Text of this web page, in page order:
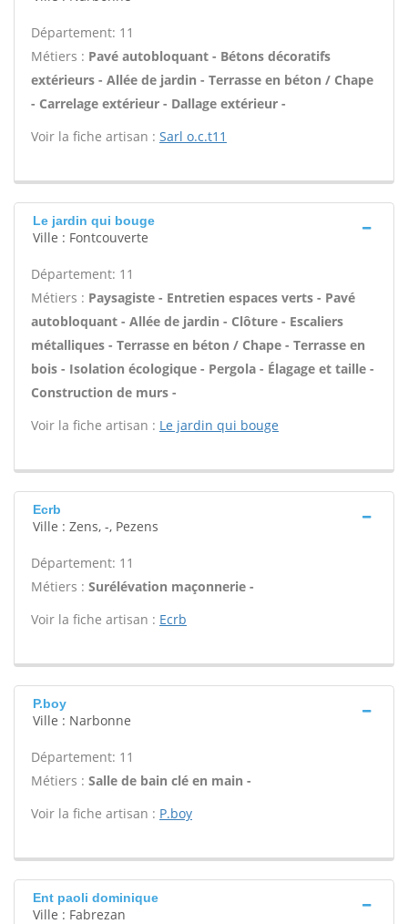
Département: 11
Métiers : Pavé autobloquant - Bétons décoratifs
extérieurs - Allée de jardin - Terrasse en béton / Chape
- Carrelage extérieur - Dallage extérieur -
Voir la fiche artisan : Sarl o.c.t11
Le jardin qui bouge
Ville : Fontcouverte
Département: 11
Métiers : Paysagiste - Entretien espaces verts - Pavé
autobloquant - Allée de jardin - Clôture - Escaliers
métalliques - Terrasse en béton / Chape - Terrasse en
bois - Isolation écologique - Pergola - Élagage et taille -
Construction de murs -
Voir la fiche artisan : Le jardin qui bouge
Ecrb
Ville : Zens, -, Pezens
Département: 11
Métiers : Surélévation maçonnerie -
Voir la fiche artisan : Ecrb
P.boy
Ville : Narbonne
Département: 11
Métiers : Salle de bain clé en main -
Voir la fiche artisan : P.boy
Ent paoli dominique
Ville : Fabrezan